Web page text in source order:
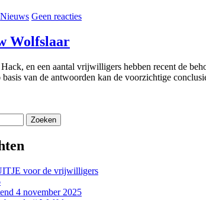
Nieuws Geen reacties
Wolfslaar
en een aantal vrijwilligers hebben recent de
van de antwoorden kan de voorzichtige
voor de vrijwilligers
4 november 2025